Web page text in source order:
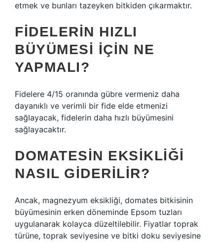
etmek ve bunları tazeyken bitkiden çıkarmaktır.
FIDELERIN HIZLI
BÜYÜMESI IÇIN NE
YAPMALI?
Fidelere 4/15 oranında gübre vermeniz daha
dayanıklı ve verimli bir fide elde etmenizi
sağlayacak, fidelerin daha hızlı büyümesini
sağlayacaktır.
DOMATESIN EKSIKLIĞI
NASIL GIDERILIR?
Ancak, magnezyum eksikliği, domates bitkisinin
büyümesinin erken döneminde Epsom tuzları
uygulanarak kolayca düzeltilebilir. Fiyatlar toprak
türüne, toprak seviyesine ve bitki doku seviyesine